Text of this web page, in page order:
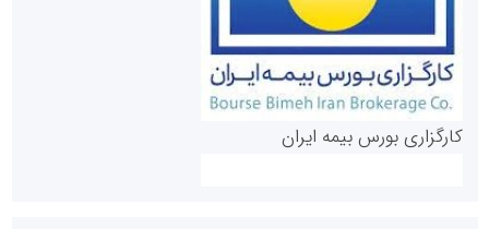
کارگزاری بورس بیمه ایران